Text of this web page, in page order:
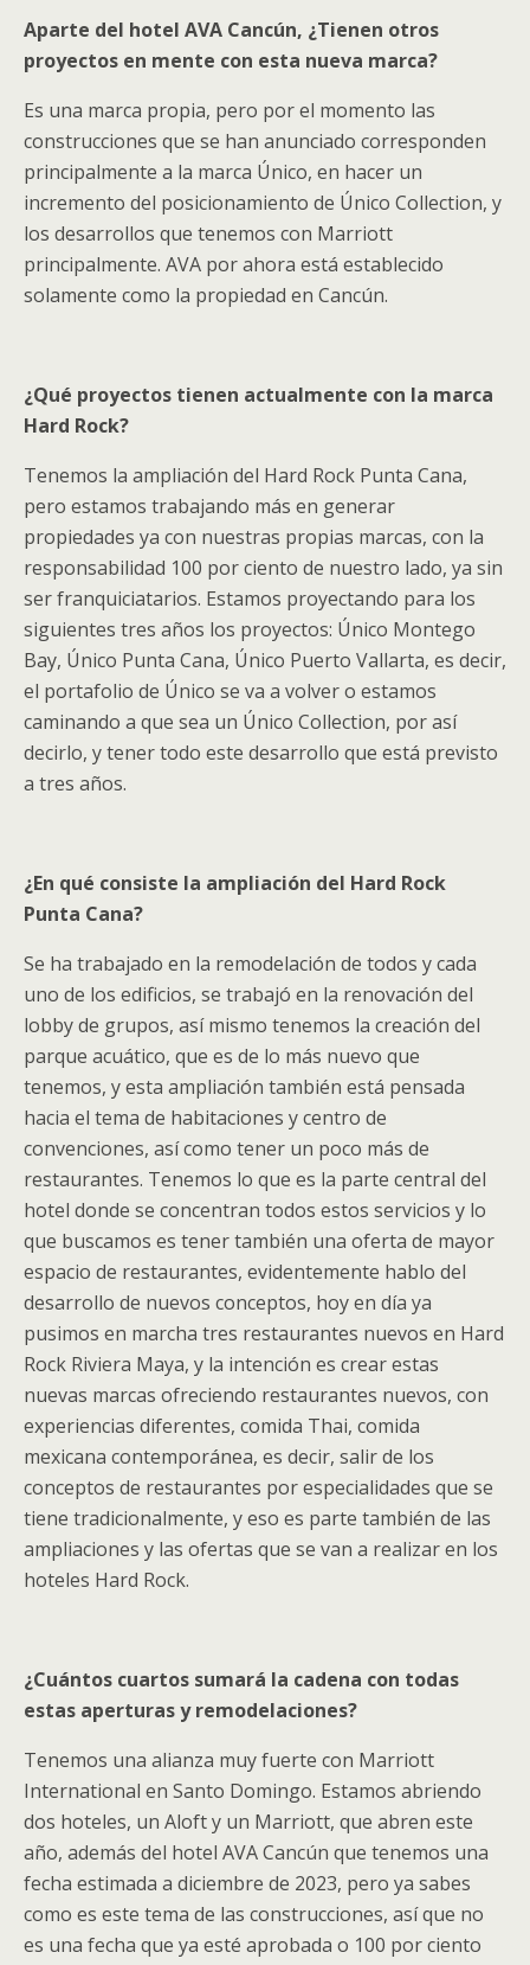
Aparte del hotel AVA Cancún, ¿Tienen otros
proyectos en mente con esta nueva marca?
Es una marca propia, pero por el momento las
construcciones que se han anunciado corresponden
principalmente a la marca Único, en hacer un
incremento del posicionamiento de Único Collection, y
los desarrollos que tenemos con Marriott
principalmente. AVA por ahora está establecido
solamente como la propiedad en Cancún.
¿Qué proyectos tienen actualmente con la marca
Hard Rock?
Tenemos la ampliación del Hard Rock Punta Cana,
pero estamos trabajando más en generar
propiedades ya con nuestras propias marcas, con la
responsabilidad 100 por ciento de nuestro lado, ya sin
ser franquiciatarios. Estamos proyectando para los
siguientes tres años los proyectos: Único Montego
Bay, Único Punta Cana, Único Puerto Vallarta, es decir,
el portafolio de Único se va a volver o estamos
caminando a que sea un Único Collection, por así
decirlo, y tener todo este desarrollo que está previsto
a tres años.
¿En qué consiste la ampliación del Hard Rock
Punta Cana?
Se ha trabajado en la remodelación de todos y cada
uno de los edificios, se trabajó en la renovación del
lobby de grupos, así mismo tenemos la creación del
parque acuático, que es de lo más nuevo que
tenemos, y esta ampliación también está pensada
hacia el tema de habitaciones y centro de
convenciones, así como tener un poco más de
restaurantes. Tenemos lo que es la parte central del
hotel donde se concentran todos estos servicios y lo
que buscamos es tener también una oferta de mayor
espacio de restaurantes, evidentemente hablo del
desarrollo de nuevos conceptos, hoy en día ya
pusimos en marcha tres restaurantes nuevos en Hard
Rock Riviera Maya, y la intención es crear estas
nuevas marcas ofreciendo restaurantes nuevos, con
experiencias diferentes, comida Thai, comida
mexicana contemporánea, es decir, salir de los
conceptos de restaurantes por especialidades que se
tiene tradicionalmente, y eso es parte también de las
ampliaciones y las ofertas que se van a realizar en los
hoteles Hard Rock.
¿Cuántos cuartos sumará la cadena con todas
estas aperturas y remodelaciones?
Tenemos una alianza muy fuerte con Marriott
International en Santo Domingo. Estamos abriendo
dos hoteles, un Aloft y un Marriott, que abren este
año, además del hotel AVA Cancún que tenemos una
fecha estimada a diciembre de 2023, pero ya sabes
como es este tema de las construcciones, así que no
es una fecha que ya esté aprobada o 100 por ciento